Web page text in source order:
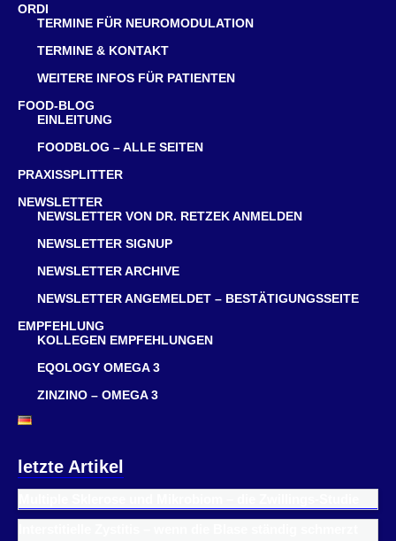
ORDI
TERMINE FÜR NEUROMODULATION
TERMINE & KONTAKT
WEITERE INFOS FÜR PATIENTEN
FOOD-BLOG
EINLEITUNG
FOODBLOG – ALLE SEITEN
PRAXISSPLITTER
NEWSLETTER
NEWSLETTER VON DR. RETZEK ANMELDEN
NEWSLETTER SIGNUP
NEWSLETTER ARCHIVE
NEWSLETTER ANGEMELDET – BESTÄTIGUNGSSEITE
EMPFEHLUNG
KOLLEGEN EMPFEHLUNGEN
EQOLOGY OMEGA 3
ZINZINO – OMEGA 3
letzte Artikel